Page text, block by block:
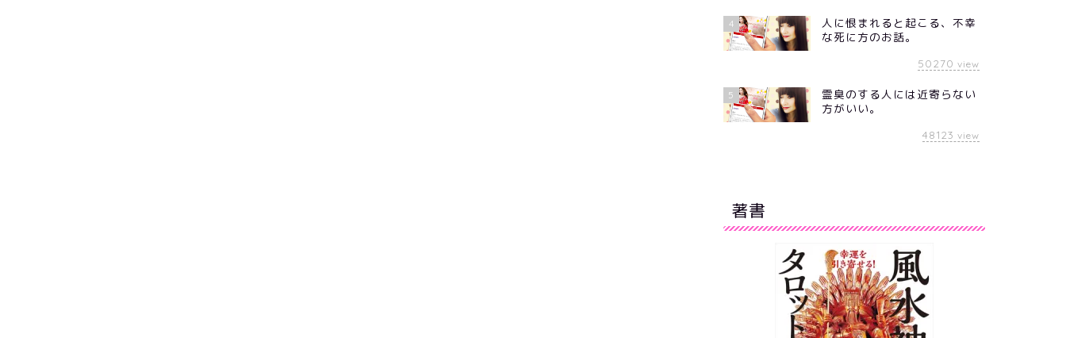
4
人に恨まれると起こる、不幸
な死に方のお話。
50270 view
5
霊臭のする人には近寄らない
方がいい。
48123 view
著書